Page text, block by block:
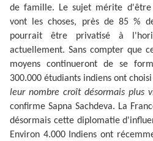
de famille. Le sujet mérite
vont les choses, près de 85 %
pourrait être privatisé à
actuellement. Sans compter que
moyens continueront de se
300.000 étudiants indiens ont
leur nombre croît désormais plus
confirme Sapna Sachdeva. La
désormais cette diplomatie
Environ 4.000 Indiens ont